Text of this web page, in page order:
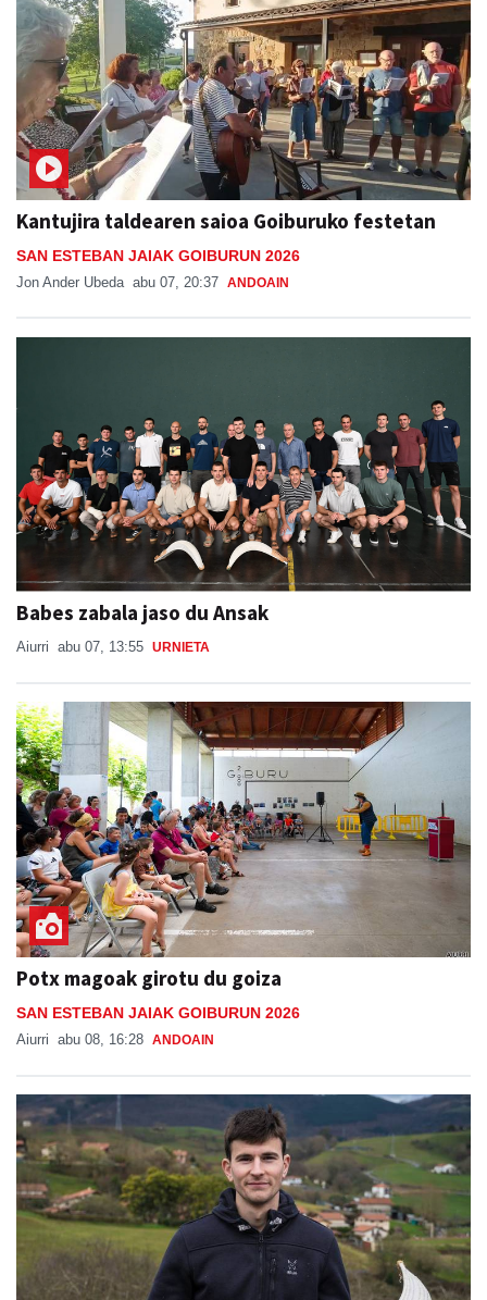
Kantujira taldearen saioa Goiburuko festetan
SAN ESTEBAN JAIAK GOIBURUN 2026
Jon Ander Ubeda abu 07, 20:37 ANDOAIN
Babes zabala jaso du Ansak
Aiurri abu 07, 13:55 URNIETA
Potx magoak girotu du goiza
SAN ESTEBAN JAIAK GOIBURUN 2026
Aiurri abu 08, 16:28 ANDOAIN